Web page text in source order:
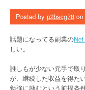
Posted by p2bscg78 on
話題になってる副業の
しい。
誰しもが少ない元手で取
が、継続した収益を得た
勉強に励むという前提条